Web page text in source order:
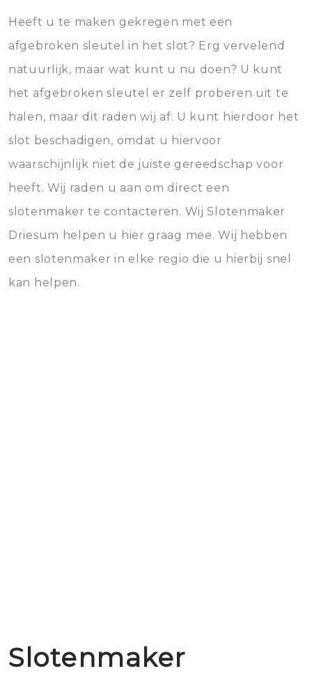
Heeft u te maken gekregen met een
afgebroken sleutel in het slot? Erg vervelend
natuurlijk, maar wat kunt u nu doen? U kunt
het afgebroken sleutel er zelf proberen uit te
halen, maar dit raden wij af. U kunt hierdoor het
slot beschadigen, omdat u hiervoor
waarschijnlijk niet de juiste gereedschap voor
heeft. Wij raden u aan om direct een
slotenmaker te contacteren. Wij Slotenmaker
Driesum helpen u hier graag mee. Wij hebben
een slotenmaker in elke regio die u hierbij snel
kan helpen.
Slotenmaker